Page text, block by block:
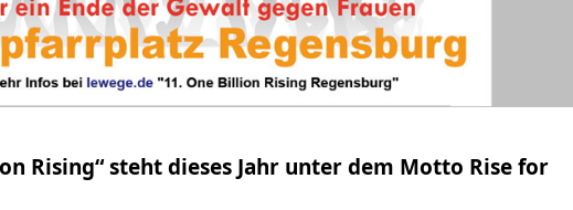
Rising“ steht dieses Jahr unter dem Motto Rise for